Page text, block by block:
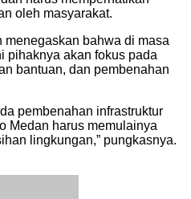
oleh masyarakat.
bahwa di masa
pihaknya akan fokus pada
bantuan, dan pembenahan
pembenahan infrastruktur
Medan harus memulainya
lingkungan,” pungkasnya.